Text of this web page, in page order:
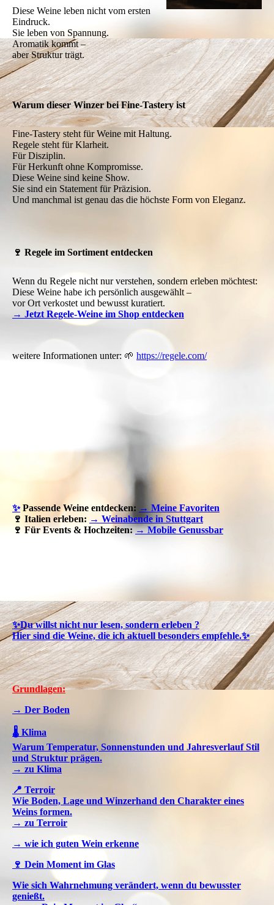
Diese Weine leben nicht vom ersten
Eindruck.
Sie leben von Spannung.
Aromatik kommt –
aber Struktur trägt.
Warum dieser Winzer bei Fine-Tastery ist
Fine-Tastery steht für Weine mit Haltung.
Regele steht für Klarheit.
Für Disziplin.
Für Herkunft ohne Kompromisse.
Diese Weine sind keine Show.
Sie sind ein Statement für Präzision.
Und manchmal ist genau das die höchste Form von Eleganz.
🍷 Regele im Sortiment entdecken
Wenn du Regele nicht nur verstehen, sondern erleben möchtest:
Diese Weine habe ich persönlich ausgewählt –
vor Ort verkostet und bewusst kuratiert.
→ Jetzt Regele-Weine im Shop entdecken
weitere Informationen unter: 🌱 https://regele.com/
✨Passende Weine entdecken: → Meine Favoriten
🍷 Italien erleben: → Weinabende in Stuttgart
🍷 Für Events & Hochzeiten:→ Mobile Genussbar
✨Du willst nicht nur lesen, sondern erleben ?
Hier sind die Weine, die ich aktuell besonders empfehle.✨
Grundlagen:
→ Der Boden
🌡️ Klima
Warum Temperatur, Sonnenstunden und Jahresverlauf Stil
und Struktur prägen.
→ zu Klima
📍 Terroir
Wie Boden, Lage und Winzerhand den Charakter eines
Weins formen.
→ zu Terroir
→ wie ich guten Wein erkenne
🍷 Dein Moment im Glas
Wie sich Wahrnehmung verändert, wenn du bewusster
genießt.